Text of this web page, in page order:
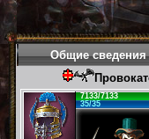
Общие сведения
7133/7133
35/35